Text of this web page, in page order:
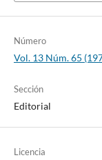
Número
Vol. 13 Núm. 65
Sección
Editorial
Licencia